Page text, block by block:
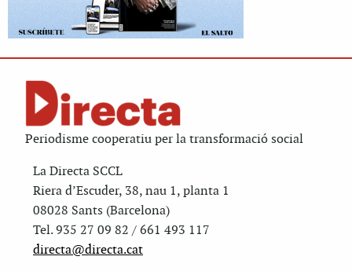
Periodisme cooperatiu per la transformació social
La Directa SCCL
Riera d’Escuder, 38, nau 1, planta 1
08028 Sants (Barcelona)
Tel. 935 27 09 82 / 661 493 117
directa@directa.cat